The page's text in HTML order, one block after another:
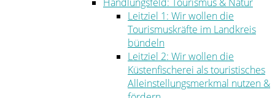
Leitziel 1: Wir wollen die
Tourismuskräfte im Landkreis
bündeln
Leitziel 2: Wir wollen die
Küstenfischerei als touristisches
Alleinstellungsmerkmal nutzen &